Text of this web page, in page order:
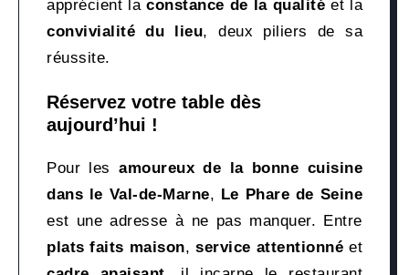
apprécient la constance de la qualité et la
convivialité du lieu, deux piliers de sa
réussite.
Réservez votre table dès
aujourd’hui !
Pour les amoureux de la bonne cuisine
dans le Val-de-Marne, Le Phare de Seine
est une adresse à ne pas manquer. Entre
plats faits maison,service attentionné et